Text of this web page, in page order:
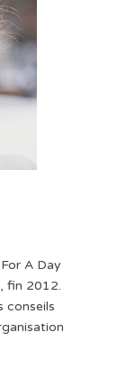
A Day
fin 2012.
conseils